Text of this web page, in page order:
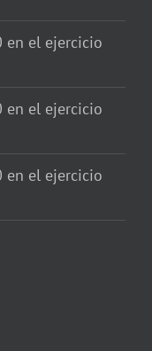
en el ejercicio
en el ejercicio
en el ejercicio